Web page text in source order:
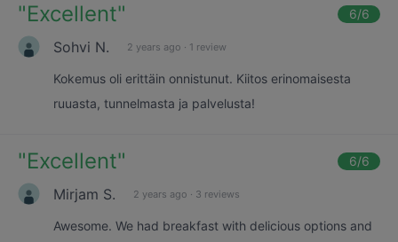
"Excellent" 6/6
Sohvi N. 2 years ago · 1 review
Kokemus oli erittäin onnistunut. Kiitos erinomaisesta
ruuasta, tunnelmasta ja palvelusta!
"Excellent" 6/6
Mirjam S. 2 years ago · 3 reviews
Awesome. We had breakfast with delicious options and